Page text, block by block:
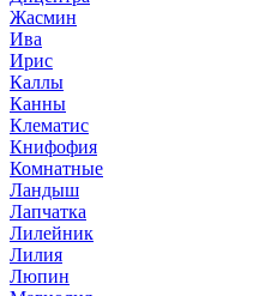
Жасмин
Ива
Ирис
Каллы
Канны
Клематис
Книфофия
Комнатные
Ландыш
Лапчатка
Лилейник
Лилия
Люпин